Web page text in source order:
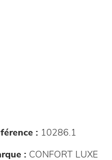
: 10286.1
: CONFORT LUXE